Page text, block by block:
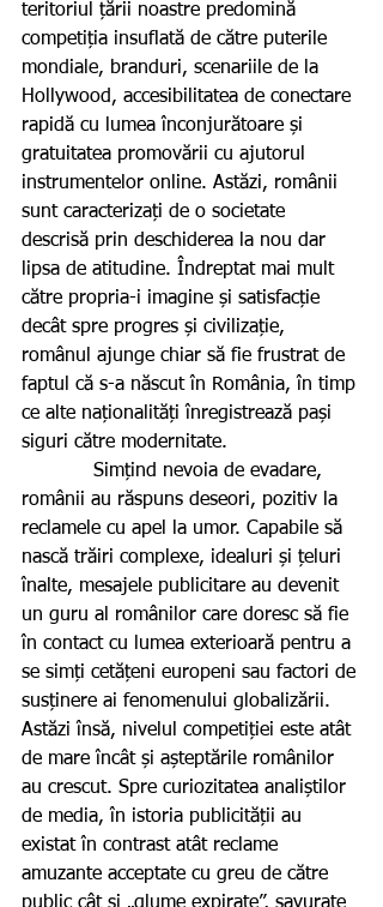
teritoriul țării noastre predomină
competiția insuflată de către puterile
mondiale, branduri, scenariile de la
Hollywood, accesibilitatea de conectare
rapidă cu lumea înconjurătoare și
gratuitatea promovării cu ajutorul
instrumentelor online. Astăzi, românii
sunt caracterizați de o societate
descrisă prin deschiderea la nou dar
lipsa de atitudine. Îndreptat mai mult
către propria-i imagine și satisfacție
decât spre progres și civilizație,
românul ajunge chiar să fie frustrat de
faptul că s-a născut în România, în timp
ce alte naționalități înregistrează pași
siguri către modernitate.
românii au răspuns deseori, pozitiv la
reclamele cu apel la umor. Capabile să
nască trăiri complexe, idealuri și țeluri
înalte, mesajele publicitare au devenit
un guru al românilor care doresc să fie
în contact cu lumea exterioară pentru a
se simți cetățeni europeni sau factori de
susținere ai fenomenului globalizării.
Astăzi însă, nivelul competiției este atât
de mare încât și așteptările românilor
au crescut. Spre curiozitatea analiștilor
de media, în istoria publicității au
existat în contrast atât reclame
amuzante acceptate cu greu de către
public cât și „glume expirate”, savurate